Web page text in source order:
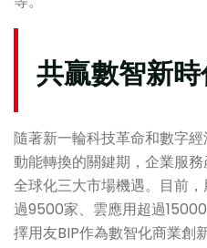
共贏數智新時
隨著新一輪科技革命和數字
動能轉換的關鍵期，企業服
全球化三大市場機遇。目前
過9500家、雲應用超過
擇用友BIP作為數智化商業創